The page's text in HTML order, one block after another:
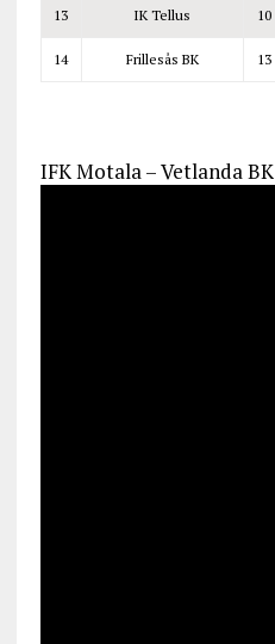
13 IK Tellus 10
14 Frillesås BK 13
IFK Motala – Vetlanda BK